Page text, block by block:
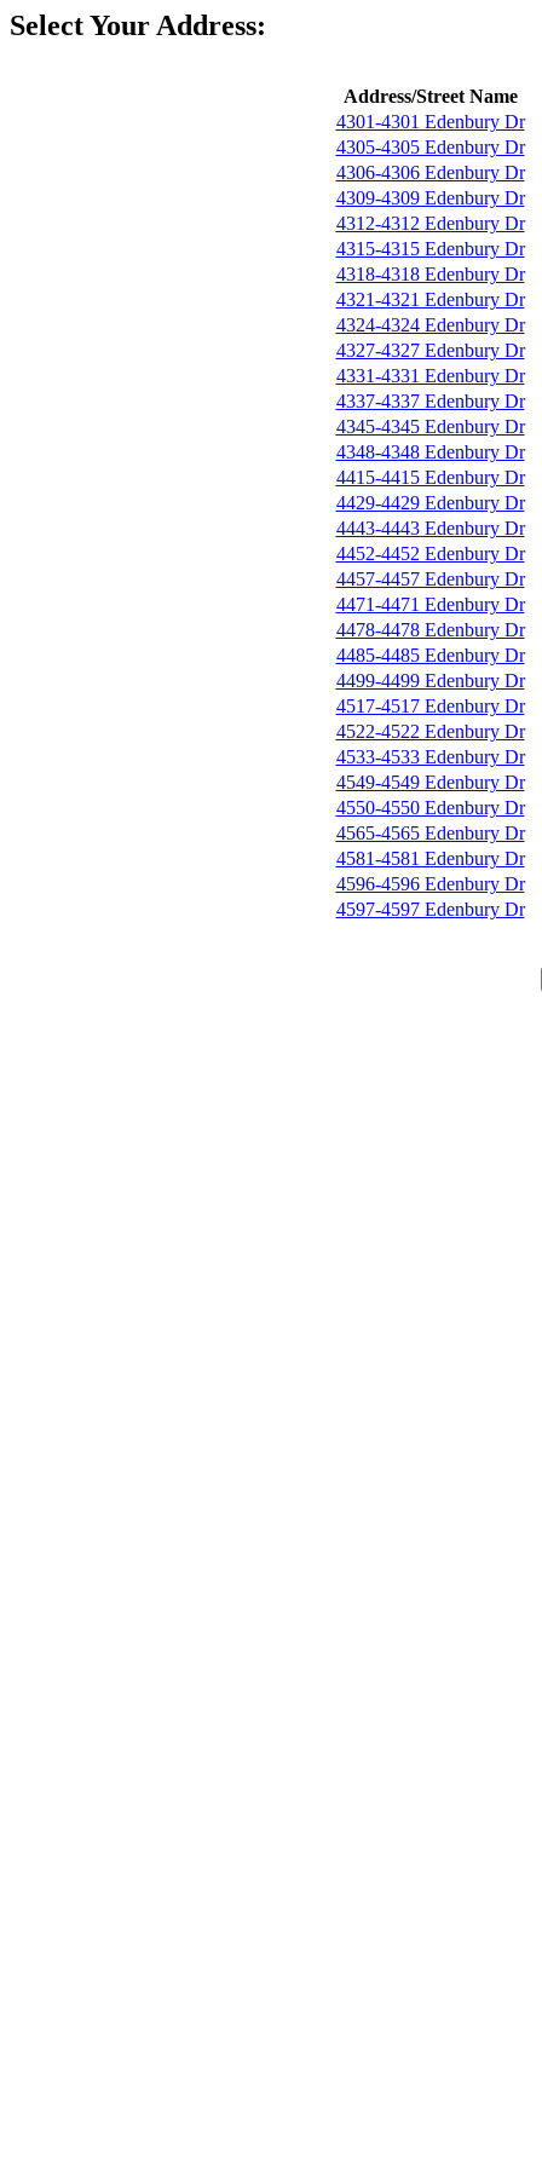
Select Your Address:
Address/Street Name
4301-4301 Edenbury Dr
4305-4305 Edenbury Dr
4306-4306 Edenbury Dr
4309-4309 Edenbury Dr
4312-4312 Edenbury Dr
4315-4315 Edenbury Dr
4318-4318 Edenbury Dr
4321-4321 Edenbury Dr
4324-4324 Edenbury Dr
4327-4327 Edenbury Dr
4331-4331 Edenbury Dr
4337-4337 Edenbury Dr
4345-4345 Edenbury Dr
4348-4348 Edenbury Dr
4415-4415 Edenbury Dr
4429-4429 Edenbury Dr
4443-4443 Edenbury Dr
4452-4452 Edenbury Dr
4457-4457 Edenbury Dr
4471-4471 Edenbury Dr
4478-4478 Edenbury Dr
4485-4485 Edenbury Dr
4499-4499 Edenbury Dr
4517-4517 Edenbury Dr
4522-4522 Edenbury Dr
4533-4533 Edenbury Dr
4549-4549 Edenbury Dr
4550-4550 Edenbury Dr
4565-4565 Edenbury Dr
4581-4581 Edenbury Dr
4596-4596 Edenbury Dr
4597-4597 Edenbury Dr